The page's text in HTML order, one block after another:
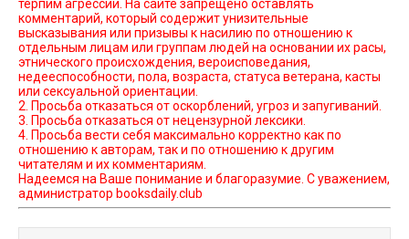
терпим агрессии. На сайте запрещено оставлять
комментарий, который содержит унизительные
высказывания или призывы к насилию по отношению к
отдельным лицам или группам людей на основании их расы,
этнического происхождения, вероисповедания,
недееспособности, пола, возраста, статуса ветерана, касты
или сексуальной ориентации.
2. Просьба отказаться от оскорблений, угроз и запугиваний.
3. Просьба отказаться от нецензурной лексики.
4. Просьба вести себя максимально корректно как по
отношению к авторам, так и по отношению к другим
читателям и их комментариям.
Надеемся на Ваше понимание и благоразумие. С уважением,
администратор booksdaily.club